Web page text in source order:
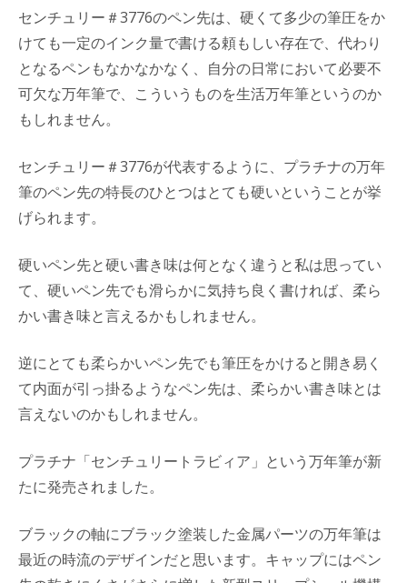
センチュリー＃3776のペン先は、硬くて多少の筆圧をか
けても一定のインク量で書ける頼もしい存在で、代わり
となるペンもなかなかなく、自分の日常において必要不
可欠な万年筆で、こういうものを生活万年筆というのか
もしれません。
センチュリー＃3776が代表するように、プラチナの万年
筆のペン先の特長のひとつはとても硬いということが挙
げられます。
硬いペン先と硬い書き味は何となく違うと私は思ってい
て、硬いペン先でも滑らかに気持ち良く書ければ、柔ら
かい書き味と言えるかもしれません。
逆にとても柔らかいペン先でも筆圧をかけると開き易く
て内面が引っ掛るようなペン先は、柔らかい書き味とは
言えないのかもしれません。
プラチナ「センチュリートラビィア」という万年筆が新
たに発売されました。
ブラックの軸にブラック塗装した金属パーツの万年筆は
最近の時流のデザインだと思います。キャップにはペン